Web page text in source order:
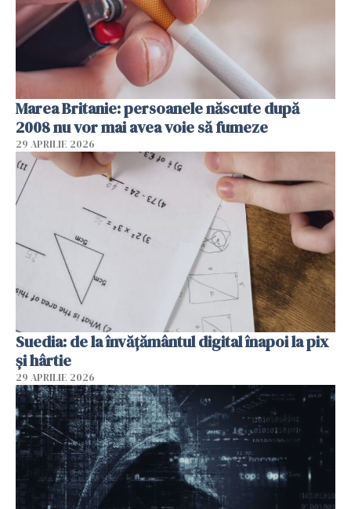
Marea Britanie: persoanele născute după
2008 nu vor mai avea voie să fumeze
29 APRILIE 2026
Suedia: de la învățământul digital înapoi la pix
și hârtie
29 APRILIE 2026